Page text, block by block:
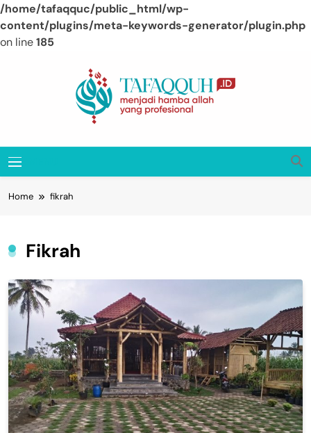
/home/tafaqquc/public_html/wp-
content/plugins/meta-keywords-generator/plugin.php
on line185
Tafaqquh.ID
Home fikrah
Fikrah